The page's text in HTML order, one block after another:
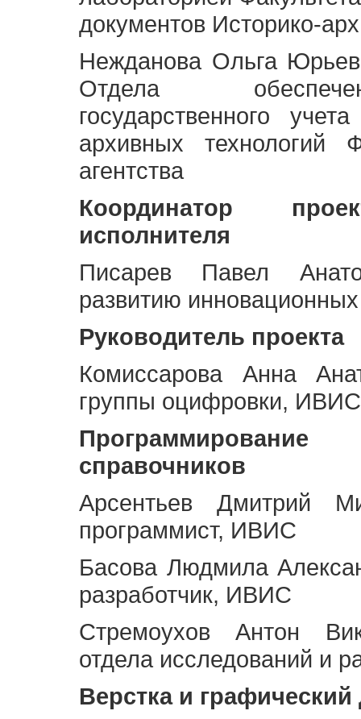
документов Историко-
Нежданова Ольга
Отдела
государственного
архивных технологий
агентства
Координатор
исполнителя
Писарев Павел
развитию
Руководитель проекта
Комиссарова Анна
группы оцифровки, ИВИС
Программирование
справочников
Арсентьев Дмитрий
программист, ИВИС
Басова Людмила
разработчик, ИВИС
Стремоухов Антон
отдела исследований и
Верстка и графический